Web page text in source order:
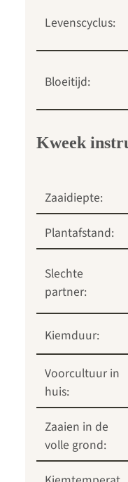
Levenscyclus:
Bloeitijd:
Kweek
Zaaidiepte:
Plantafstand:
Slechte
partner:
Kiemduur:
Voorcultuur in
huis:
Zaaien in de
volle grond: